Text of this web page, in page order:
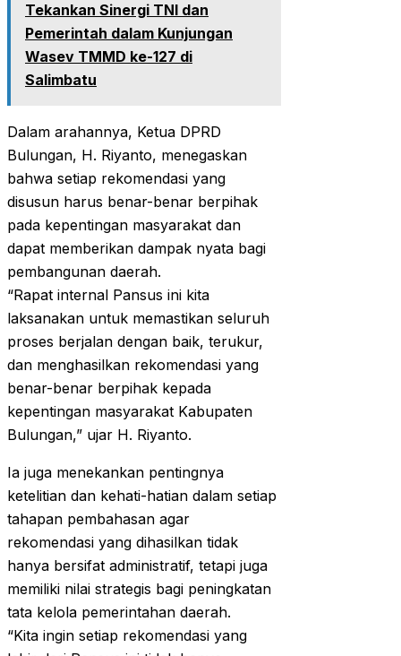
Tekankan Sinergi TNI dan
Pemerintah dalam Kunjungan
Wasev TMMD ke-127 di
Salimbatu
Dalam arahannya, Ketua DPRD
Bulungan, H. Riyanto, menegaskan
bahwa setiap rekomendasi yang
disusun harus benar-benar berpihak
pada kepentingan masyarakat dan
dapat memberikan dampak nyata bagi
pembangunan daerah.
“Rapat internal Pansus ini kita
laksanakan untuk memastikan seluruh
proses berjalan dengan baik, terukur,
dan menghasilkan rekomendasi yang
benar-benar berpihak kepada
kepentingan masyarakat Kabupaten
Bulungan,” ujar H. Riyanto.
Ia juga menekankan pentingnya
ketelitian dan kehati-hatian dalam setiap
tahapan pembahasan agar
rekomendasi yang dihasilkan tidak
hanya bersifat administratif, tetapi juga
memiliki nilai strategis bagi peningkatan
tata kelola pemerintahan daerah.
“Kita ingin setiap rekomendasi yang